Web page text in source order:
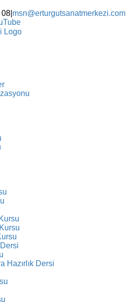
08 msn@erturgutsanatmerkezi.com
Hazırlık Dersi